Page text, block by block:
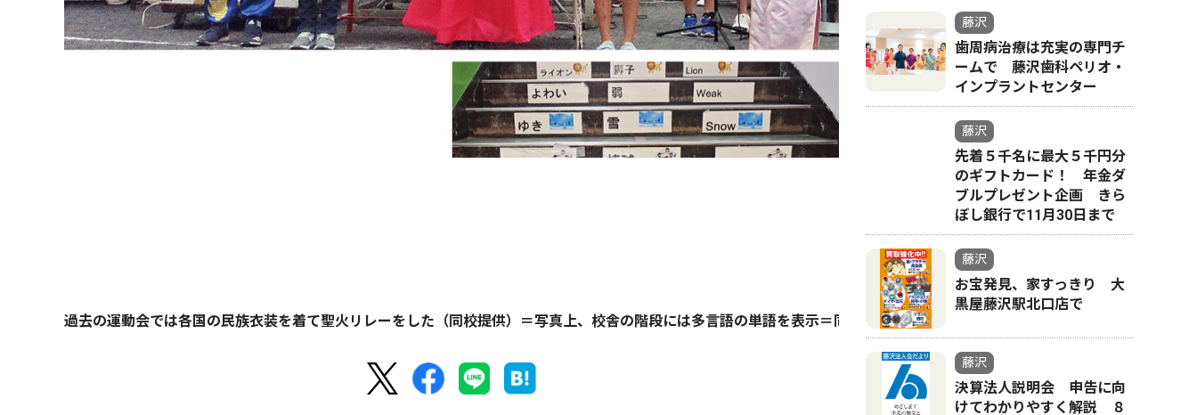
過去の運動会では各国の民族衣装を着て聖火リレーをした（同校提供）＝写真上、校舎の階段には多言語の単語を表示＝同下
藤沢
歯周病治療は充実の専門チ
ームで 藤沢歯科ペリオ・
インプラントセンター
藤沢
先着５千名に最大５千円分
のギフトカード！ 年金ダ
ブルプレゼント企画 きら
ぼし銀行で11月30日まで
藤沢
お宝発見、家すっきり 大
黒屋藤沢駅北口店で
藤沢
決算法人説明会 申告に向
けてわかりやすく解説 ８